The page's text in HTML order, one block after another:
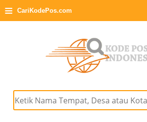
≡ CariKodePos.com